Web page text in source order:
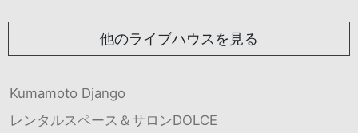
他のライブハウスを見る
Kumamoto Django
レンタルスペース＆サロンDOLCE